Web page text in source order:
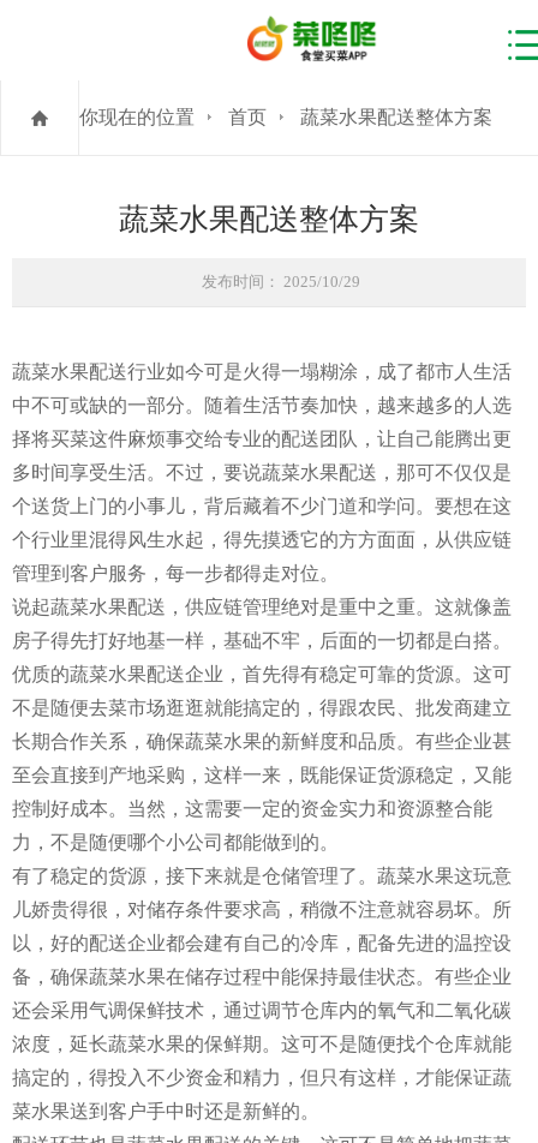
你现在的位置 首页 蔬菜水果配送整体方案
蔬菜水果配送整体方案
发布时间： 2025/10/29
蔬菜水果配送行业如今可是火得一塌糊涂，成了都市人生活
中不可或缺的一部分。随着生活节奏加快，越来越多的人选
择将买菜这件麻烦事交给专业的配送团队，让自己能腾出更
多时间享受生活。不过，要说蔬菜水果配送，那可不仅仅是
个送货上门的小事儿，背后藏着不少门道和学问。要想在这
个行业里混得风生水起，得先摸透它的方方面面，从供应链
管理到客户服务，每一步都得走对位。
说起蔬菜水果配送，供应链管理绝对是重中之重。这就像盖
房子得先打好地基一样，基础不牢，后面的一切都是白搭。
优质的蔬菜水果配送企业，首先得有稳定可靠的货源。这可
不是随便去菜市场逛逛就能搞定的，得跟农民、批发商建立
长期合作关系，确保蔬菜水果的新鲜度和品质。有些企业甚
至会直接到产地采购，这样一来，既能保证货源稳定，又能
控制好成本。当然，这需要一定的资金实力和资源整合能
力，不是随便哪个小公司都能做到的。
有了稳定的货源，接下来就是仓储管理了。蔬菜水果这玩意
儿娇贵得很，对储存条件要求高，稍微不注意就容易坏。所
以，好的配送企业都会建有自己的冷库，配备先进的温控设
备，确保蔬菜水果在储存过程中能保持最佳状态。有些企业
还会采用气调保鲜技术，通过调节仓库内的氧气和二氧化碳
浓度，延长蔬菜水果的保鲜期。这可不是随便找个仓库就能
搞定的，得投入不少资金和精力，但只有这样，才能保证蔬
菜水果送到客户手中时还是新鲜的。